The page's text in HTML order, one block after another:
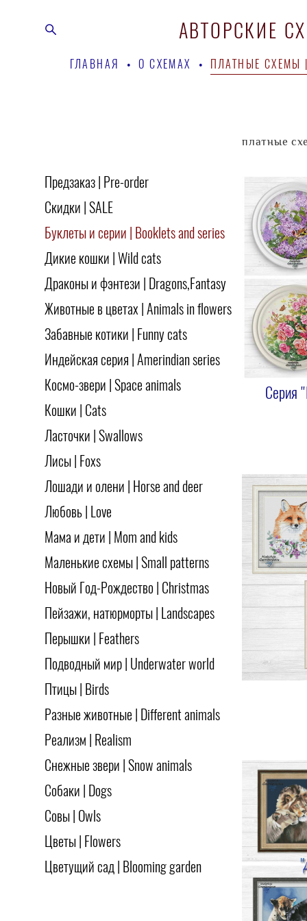
АВТОРСКИЕ
ГЛАВНАЯ • О СХЕМАХ • ПЛАТНЫЕ СХЕМЫ |
АВТОРСКИЕ
ГЛАВНАЯ • О СХЕМАХ • ПЛАТНЫЕ СХЕМЫ |
Предзаказ | Pre-order
Скидки | SALE
Буклеты и серии | Booklets and series
Дикие кошки | Wild cats
Драконы и фэнтези | Dragons,Fantasy
Животные в цветах | Animals in flowers
Забавные котики | Funny cats
Индейская серия | Amerindian series
Космо-звери | Space animals
Кошки | Cats
Ласточки | Swallows
Лисы | Foxs
Лошади и олени | Horse and deer
Любовь | Love
Мама и дети | Mom and kids
Маленькие схемы | Small patterns
Новый Год-Рождество | Christmas
Пейзажи, натюрморты | Landscapes
Перышки | Feathers
Подводный мир | Underwater world
Птицы | Birds
Разные животные | Different animals
Реализм | Realism
Снежные звери | Snow animals
Собаки | Dogs
Совы | Owls
Цветы | Flowers
Цветущий сад | Blooming garden
платные
Серия